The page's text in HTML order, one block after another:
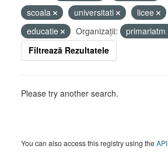
scoala
universitati licee
educatie
Organizații:
primariatm
Filtrează Rezultatele
Please try another search.
You can also access this registry using theAPI